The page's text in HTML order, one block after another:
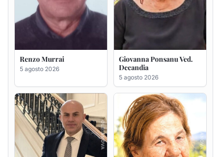
Renzo Murrai
5 agosto 2026
Giovanna Ponsanu Ved.
Decandia
5 agosto 2026